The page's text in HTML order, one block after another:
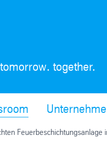
together.
Feuerbeschichtungsanlage